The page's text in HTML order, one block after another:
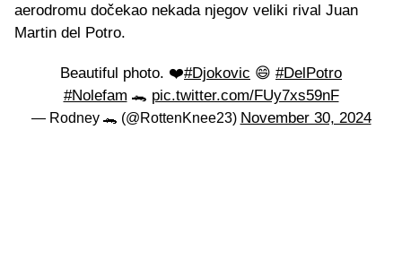
aerodromu dočekao nekada njegov veliki rival Juan
Martin del Potro.
Beautiful photo. ❤️#Djokovic 😄 #DelPotro
#Nolefam 🐊 pic.twitter.com/FUy7xs59nF
— Rodney 🐊 (@RottenKnee23) November 30, 2024